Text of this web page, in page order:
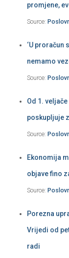
promjene,
Source:
‘U proračun
nemamo
Source:
Od 1.
poskupljuje
Source:
Ekonomija
objave fino
Source:
Porezna
Vrijedi od
radi